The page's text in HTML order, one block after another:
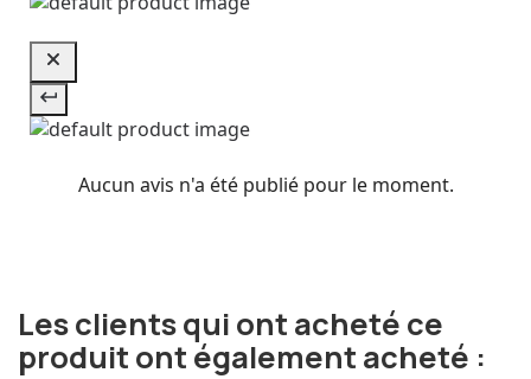
Aucun avis n'a été publié pour le moment.
Les clients qui ont acheté ce
produit ont également acheté :